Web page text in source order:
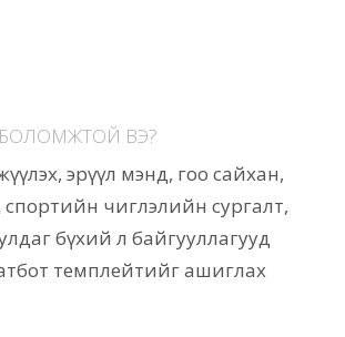
ВЭ?
эрүүл мэнд, гоо сайхан,
чиглэлийн сургалт,
бүхий л байгууллагууд
темплейтийг ашиглах